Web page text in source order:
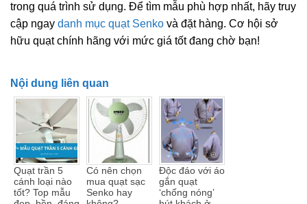
trong quá trình sử dụng. Để tìm mẫu phù hợp nhất, hãy truy
cập ngay danh mục quạt Senko và đặt hàng. Cơ hội sở
hữu quạt chính hãng với mức giá tốt đang chờ bạn!
Nội dung liên quan
Quạt trần 5
cánh loại nào
tốt? Top mẫu
Có nên chọn
mua quạt sạc
Senko hay
Độc đáo với áo
gắn quạt
‘chống nóng’